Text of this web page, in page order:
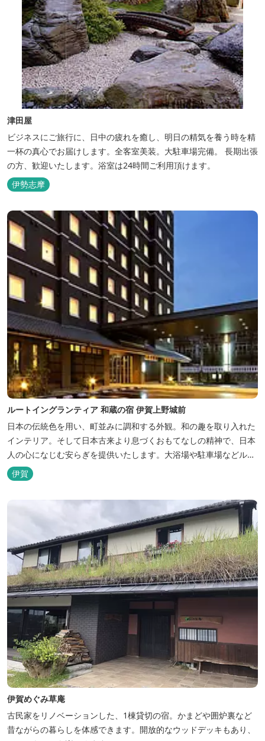
津田屋
ビジネスにご旅行に、日中の疲れを癒し、明日の精気を養う時を精
一杯の真心でお届けします。全客室美装。大駐車場完備。 長期出張
の方、歓迎いたします。浴室は24時間ご利用頂けます。
伊勢志摩
ルートイングランティア 和蔵の宿 伊賀上野城前
日本の伝統色を用い、町並みに調和する外観。和の趣を取り入れた
インテリア。そして日本古来より息づくおもてなしの精神で、日本
人の心になじむ安らぎを提供いたします。大浴場や駐車場などルー
トインホテルズの機能性や利便性はそのままに、穏やかな和のニュ
アンスを湛えた空間は、ビジネスにも観光にも、幅広くお役立てい
伊賀
伊賀めぐみ草庵
古民家をリノベーションした、1棟貸切の宿。かまどや囲炉裏など
昔ながらの暮らしを体感できます。開放的なウッドデッキもあり、